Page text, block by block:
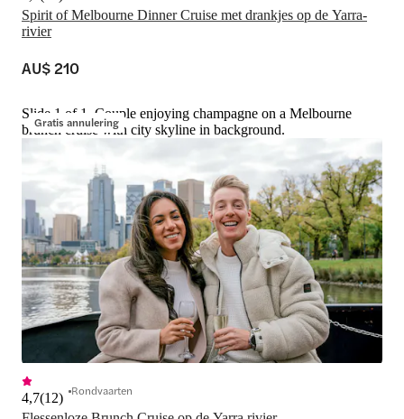
Spirit of Melbourne Dinner Cruise met drankjes op de Yarra-
rivier
AU$ 210
Gratis annulering
Slide 1 of 1, Couple enjoying champagne on a Melbourne
brunch cruise with city skyline in background.
4,7(12) Rondvaarten